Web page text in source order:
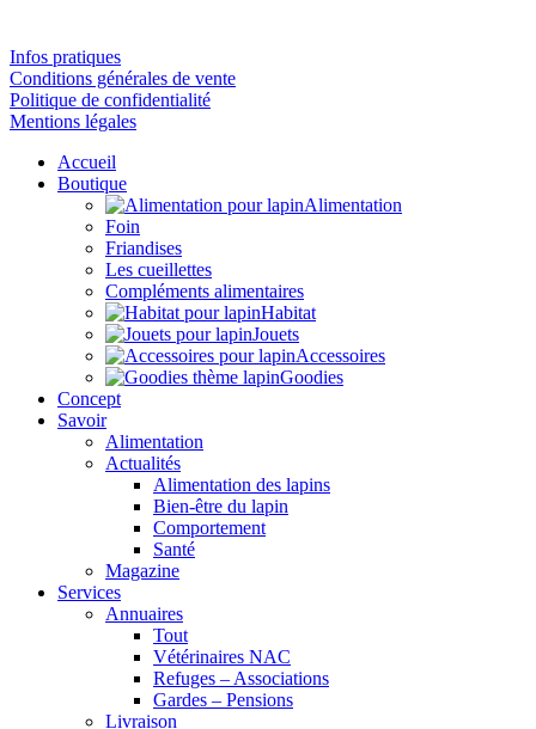
Infos pratiques
Conditions générales de vente
Politique de confidentialité
Mentions légales
Accueil
Boutique
Alimentation
Foin
Friandises
Les cueillettes
Compléments alimentaires
Habitat
Jouets
Accessoires
Goodies
Concept
Savoir
Alimentation
Actualités
Alimentation des lapins
Bien-être du lapin
Comportement
Santé
Magazine
Services
Annuaires
Tout
Vétérinaires NAC
Refuges – Associations
Gardes – Pensions
Livraison